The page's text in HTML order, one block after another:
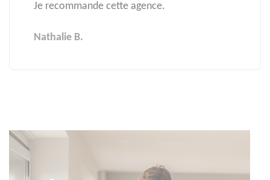
Je recommande cette agence.
Nathalie B.